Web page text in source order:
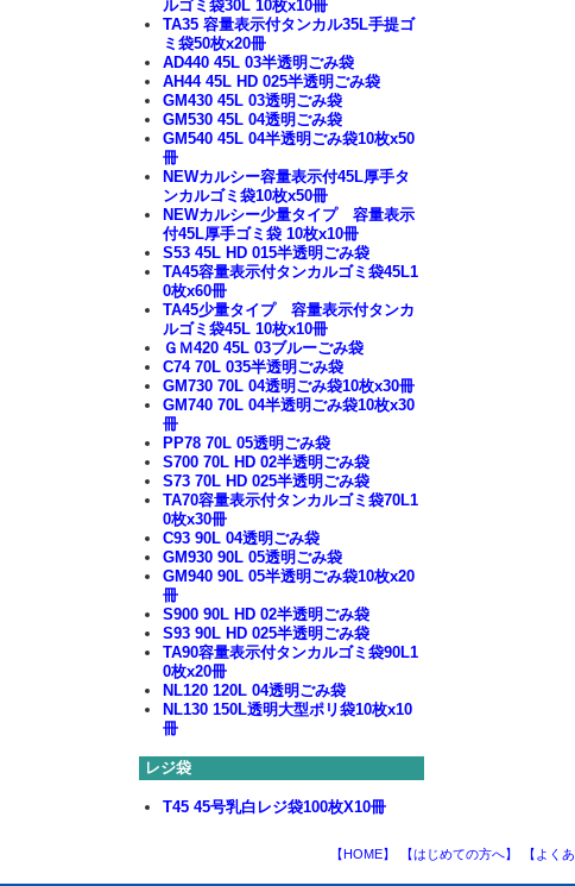
ルゴミ袋30L 10枚x10冊
TA35 容量表示付タンカル35L手提ゴ
ミ袋50枚x20冊
AD440 45L 03半透明ごみ袋
AH44 45L HD 025半透明ごみ袋
GM430 45L 03透明ごみ袋
GM530 45L 04透明ごみ袋
GM540 45L 04半透明ごみ袋10枚x50
冊
NEWカルシー容量表示付45L厚手タ
ンカルゴミ袋10枚x50冊
NEWカルシー少量タイプ 容量表示
付45L厚手ゴミ袋 10枚x10冊
S53 45L HD 015半透明ごみ袋
TA45容量表示付タンカルゴミ袋45L1
0枚x60冊
TA45少量タイプ 容量表示付タンカ
ルゴミ袋45L 10枚x10冊
ＧＭ420 45L 03ブルーごみ袋
C74 70L 035半透明ごみ袋
GM730 70L 04透明ごみ袋10枚x30冊
GM740 70L 04半透明ごみ袋10枚x30
冊
PP78 70L 05透明ごみ袋
S700 70L HD 02半透明ごみ袋
S73 70L HD 025半透明ごみ袋
TA70容量表示付タンカルゴミ袋70L1
0枚x30冊
C93 90L 04透明ごみ袋
GM930 90L 05透明ごみ袋
GM940 90L 05半透明ごみ袋10枚x20
冊
S900 90L HD 02半透明ごみ袋
S93 90L HD 025半透明ごみ袋
TA90容量表示付タンカルゴミ袋90L1
0枚x20冊
NL120 120L 04透明ごみ袋
NL130 150L透明大型ポリ袋10枚x10
冊
レジ袋
T45 45号乳白レジ袋100枚X10冊
【HOME】 【はじめての方へ】 【よく